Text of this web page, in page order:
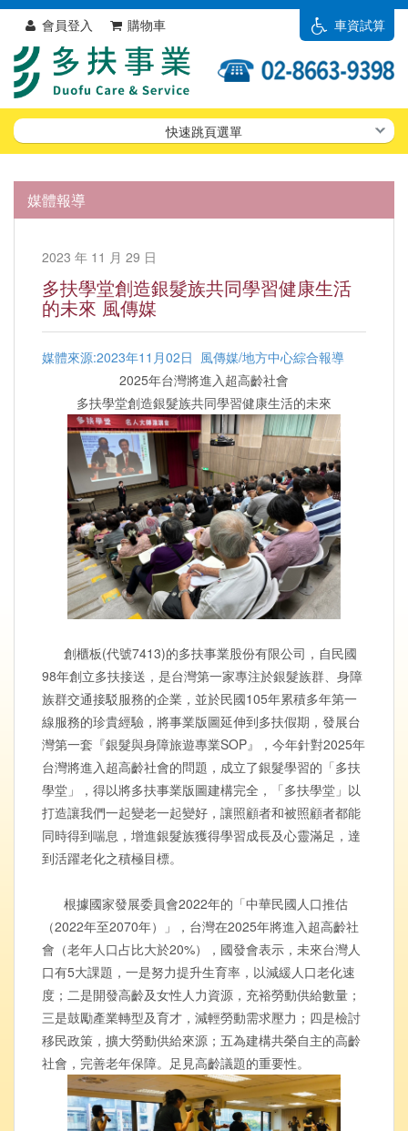
車資試算
會員登入 購物車
快速跳頁選單
媒體報導
2023 年 11 月 29 日
多扶學堂創造銀髮族共同學習健康生活
的未來 風傳媒
媒體來源:2023年11月02日 風傳媒/地方中心綜合報導
2025年台灣將進入超高齡社會
多扶學堂創造銀髮族共同學習健康生活的未來
創櫃板(代號7413)的多扶事業股份有限公司，自民國
98年創立多扶接送，是台灣第一家專注於銀髮族群、身障
族群交通接駁服務的企業，並於民國105年累積多年第一
線服務的珍貴經驗，將事業版圖延伸到多扶假期，發展台
灣第一套『銀髮與身障旅遊專業SOP』，今年針對2025年
台灣將進入超高齡社會的問題，成立了銀髮學習的「多扶
學堂」，得以將多扶事業版圖建構完全，「多扶學堂」以
打造讓我們一起變老一起變好，讓照顧者和被照顧者都能
同時得到喘息，增進銀髮族獲得學習成長及心靈滿足，達
到活躍老化之積極目標。
根據國家發展委員會2022年的「中華民國人口推估
（2022年至2070年）」，台灣在2025年將進入超高齡社
會（老年人口占比大於20%），國發會表示，未來台灣人
口有5大課題，一是努力提升生育率，以減緩人口老化速
度；二是開發高齡及女性人力資源，充裕勞動供給數量；
三是鼓勵產業轉型及育才，減輕勞動需求壓力；四是檢討
移民政策，擴大勞動供給來源；五為建構共榮自主的高齡
社會，完善老年保障。足見高齡議題的重要性。